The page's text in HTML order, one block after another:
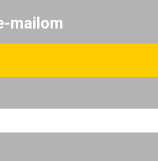
mailom